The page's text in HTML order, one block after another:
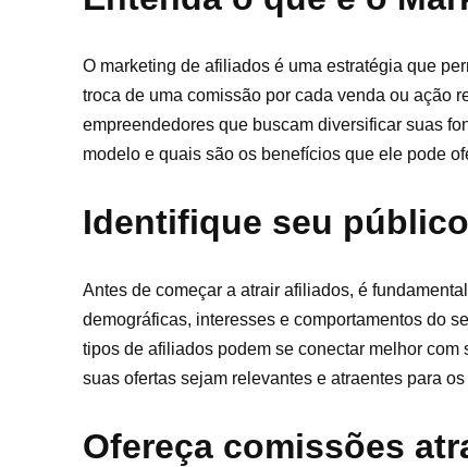
O marketing de afiliados é uma estratégia que
troca de uma comissão por cada venda ou ação
empreendedores que buscam diversificar suas
modelo e quais são os benefícios que ele pode
Identifique seu
Antes de começar a atrair afiliados, é
demográficas, interesses e comportamentos do
tipos de afiliados podem se conectar melhor
suas ofertas sejam relevantes e atraentes para
Ofereça comissões